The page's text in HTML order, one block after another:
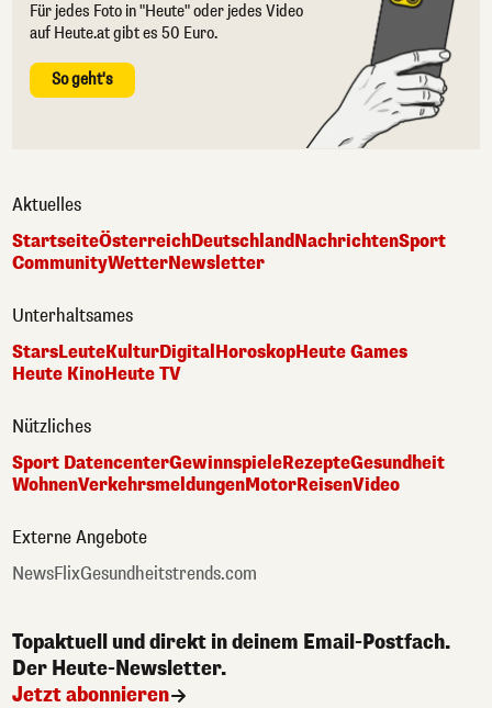
Für jedes Foto in "Heute" oder jedes Video
auf Heute.at gibt es 50 Euro.
So geht's
Aktuelles
StartseiteÖsterreichDeutschlandNachrichtenSport
CommunityWetterNewsletter
Unterhaltsames
StarsLeuteKulturDigital HoroskopHeute Games
Heute KinoHeute TV
Nützliches
Sport DatencenterGewinnspieleRezepteGesundheit
WohnenVerkehrsmeldungenMotorReisenVideo
Externe Angebote
NewsFlixGesundheitstrends.com
Topaktuell und direkt in deinem Email-Postfach.
Der Heute-Newsletter.
Jetzt abonnieren